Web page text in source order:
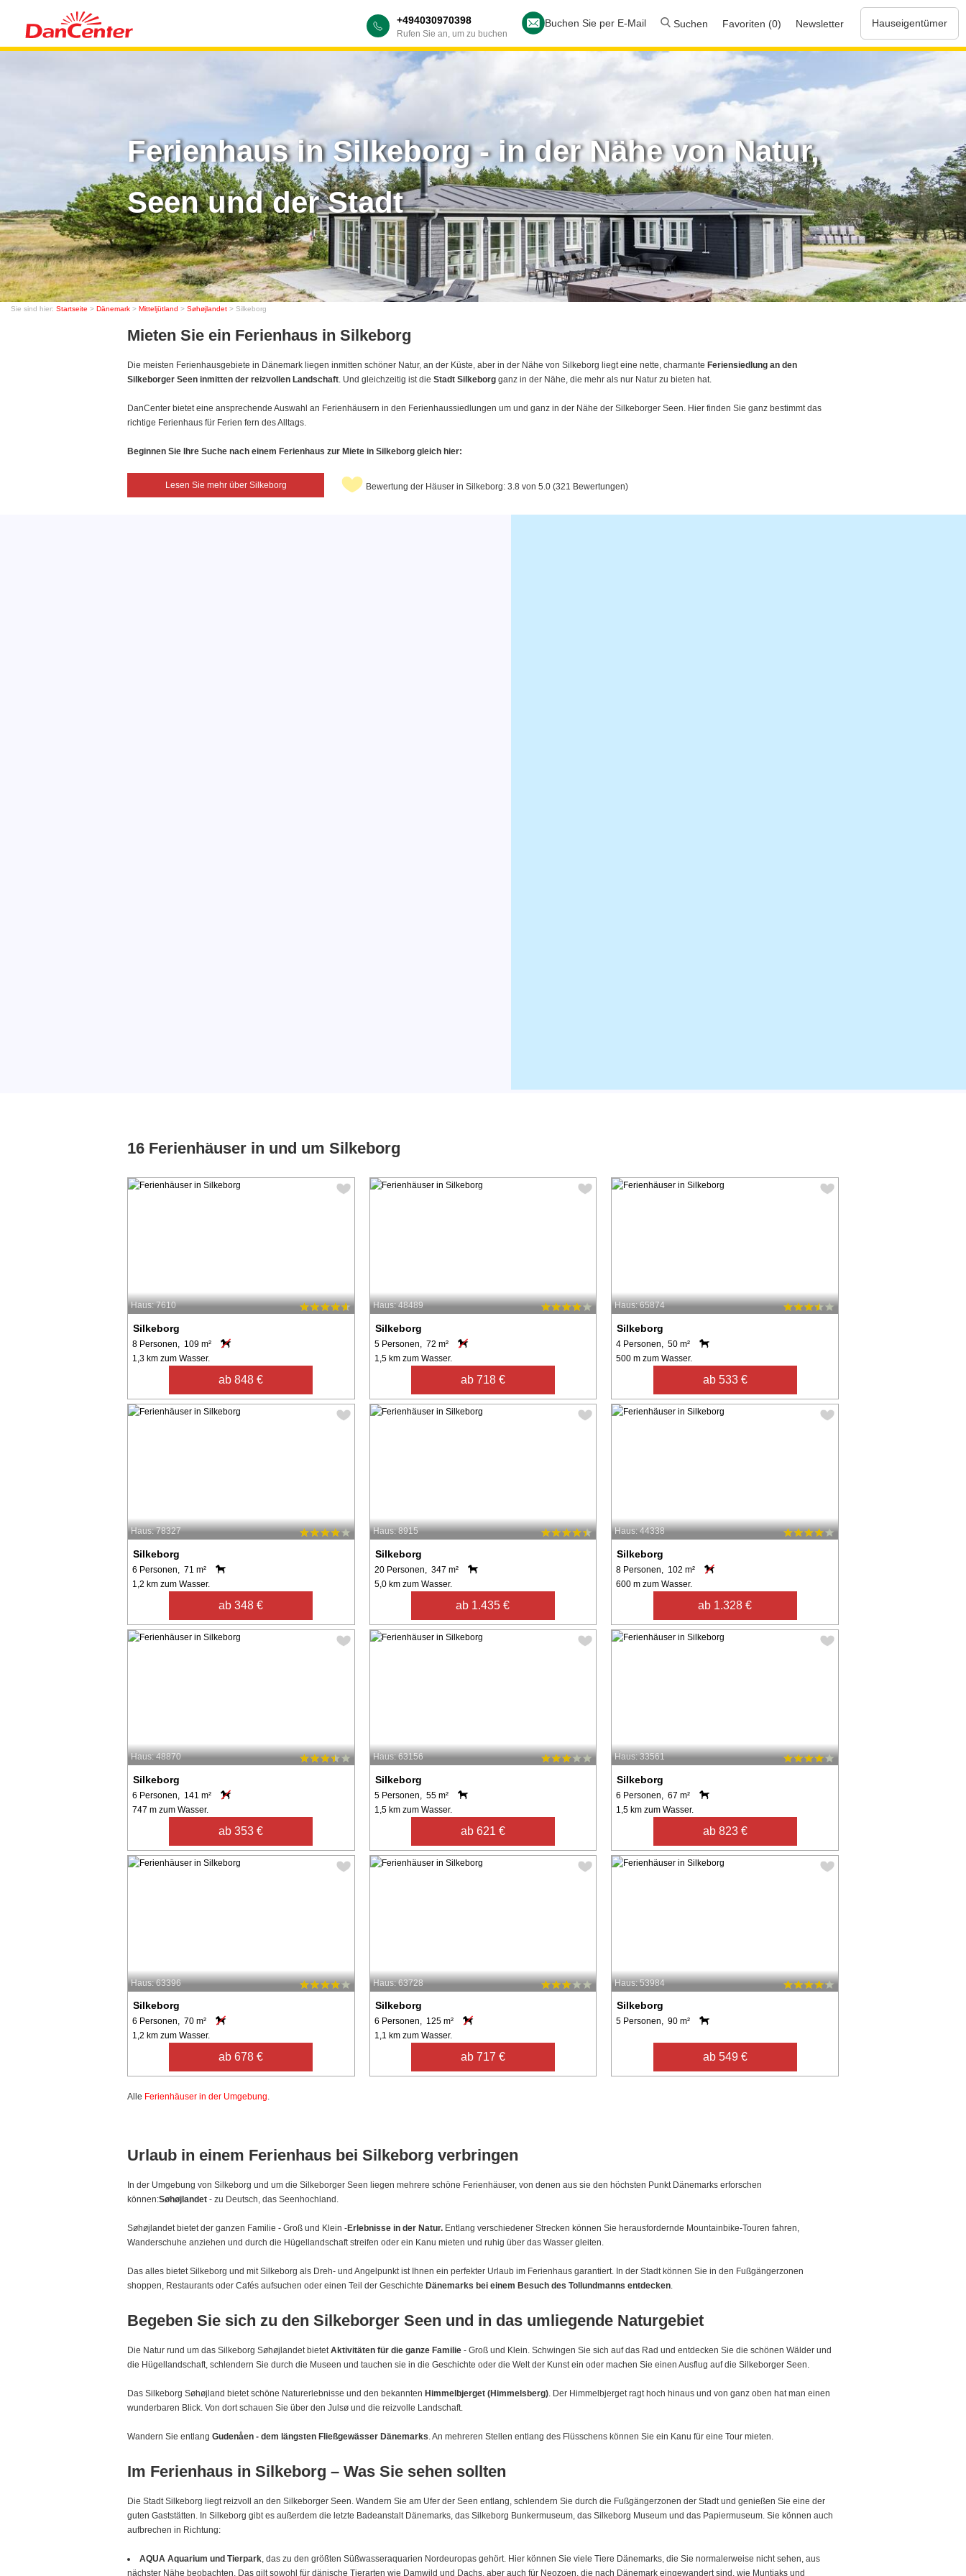
+494030970398
Rufen Sie an, um zu buchen
Buchen Sie per E-Mail Suchen Favoriten (0) Newsletter Hauseigentümer
Ferienhaus in Silkeborg - in der Nähe von Natur,
Seen und der Stadt
Sie sind hier: Startseite > Dänemark > Mitteljütland > Søhøjlandet > Silkeborg
Mieten Sie ein Ferienhaus in Silkeborg
Die meisten Ferienhausgebiete in Dänemark liegen inmitten schöner Natur, an der Küste, aber in der Nähe von Silkeborg liegt eine nette, charmante Feriensiedlung an den
Silkeborger Seen inmitten der reizvollen Landschaft. Und gleichzeitig ist die Stadt Silkeborg ganz in der Nähe, die mehr als nur Natur zu bieten hat.
DanCenter bietet eine ansprechende Auswahl an Ferienhäusern in den Ferienhaussiedlungen um und ganz in der Nähe der Silkeborger Seen. Hier finden Sie ganz bestimmt das
richtige Ferienhaus für Ferien fern des Alltags.
Beginnen Sie Ihre Suche nach einem Ferienhaus zur Miete in Silkeborg gleich hier:
Lesen Sie mehr über Silkeborg Bewertung der Häuser in Silkeborg: 3.8 von 5.0 (321 Bewertungen)
16 Ferienhäuser in und um Silkeborg
Haus: 7610
Silkeborg
8 Personen, 109 m²
1,3 km zum Wasser.
ab 848 €
Haus: 48489
Silkeborg
5 Personen, 72 m²
1,5 km zum Wasser.
ab 718 €
Haus: 65874
Silkeborg
4 Personen, 50 m²
500 m zum Wasser.
ab 533 €
Haus: 78327
Silkeborg
6 Personen, 71 m²
1,2 km zum Wasser.
ab 348 €
Haus: 8915
Silkeborg
20 Personen, 347 m²
5,0 km zum Wasser.
ab 1.435 €
Haus: 44338
Silkeborg
8 Personen, 102 m²
600 m zum Wasser.
ab 1.328 €
Haus: 48870
Silkeborg
6 Personen, 141 m²
747 m zum Wasser.
ab 353 €
Haus: 63156
Silkeborg
5 Personen, 55 m²
1,5 km zum Wasser.
ab 621 €
Haus: 33561
Silkeborg
6 Personen, 67 m²
1,5 km zum Wasser.
ab 823 €
Haus: 63396
Silkeborg
6 Personen, 70 m²
1,2 km zum Wasser.
ab 678 €
Haus: 63728
Silkeborg
6 Personen, 125 m²
1,1 km zum Wasser.
ab 717 €
Haus: 53984
Silkeborg
5 Personen, 90 m²
ab 549 €
Alle Ferienhäuser in der Umgebung
Urlaub in einem Ferienhaus bei Silkeborg verbringen
In der Umgebung von Silkeborg und um die Silkeborger Seen liegen mehrere schöne Ferienhäuser, von denen aus sie den höchsten Punkt Dänemarks erforschen
können:Søhøjlandet - zu Deutsch, das Seenhochland.
Søhøjlandet bietet der ganzen Familie - Groß und Klein -Erlebnisse in der Natur. Entlang verschiedener Strecken können Sie herausfordernde Mountainbike-Touren fahren,
Wanderschuhe anziehen und durch die Hügellandschaft streifen oder ein Kanu mieten und ruhig über das Wasser gleiten.
Das alles bietet Silkeborg und mit Silkeborg als Dreh- und Angelpunkt ist Ihnen ein perfekter Urlaub im Ferienhaus garantiert. In der Stadt können Sie in den Fußgängerzonen
shoppen, Restaurants oder Cafés aufsuchen oder einen Teil der Geschichte Dänemarks bei einem Besuch des Tollundmanns entdecken
Begeben Sie sich zu den Silkeborger Seen und in das umliegende Naturgebiet
Die Natur rund um das Silkeborg Søhøjlandet bietetAktivitäten für die ganze Familie - Groß und Klein. Schwingen Sie sich auf das Rad und entdecken Sie die schönen Wälder und
die Hügellandschaft, schlendern Sie durch die Museen und tauchen sie in die Geschichte oder die Welt der Kunst ein oder machen Sie einen Ausflug auf die Silkeborger Seen.
Das Silkeborg Søhøjland bietet schöne Naturerlebnisse und den bekannten Himmelbjerget (Himmelsberg). Der Himmelbjerget ragt hoch hinaus und von ganz oben hat man einen
wunderbaren Blick. Von dort schauen Sie über den Julsø und die reizvolle Landschaft.
Wandern Sie entlang Gudenåen - dem längsten Fließgewässer Dänemarks. An mehreren Stellen entlang des Flüsschens können Sie ein Kanu für eine Tour mieten.
Im Ferienhaus in Silkeborg – Was Sie sehen sollten
Die Stadt Silkeborg liegt reizvoll an den Silkeborger Seen. Wandern Sie am Ufer der Seen entlang, schlendern Sie durch die Fußgängerzonen der Stadt und genießen Sie eine der
guten Gaststätten. In Silkeborg gibt es außerdem die letzte Badeanstalt Dänemarks, das Silkeborg Bunkermuseum, das Silkeborg Museum und das Papiermuseum. Sie können auch
aufbrechen in Richtung:
AQUA Aquarium und Tierpark, das zu den größten Süßwasseraquarien Nordeuropas gehört. Hier können Sie viele Tiere Dänemarks, die Sie normalerweise nicht sehen, aus
nächster Nähe beobachten. Das gilt sowohl für dänische Tierarten wie Damwild und Dachs, aber auch für Neozoen, die nach Dänemark eingewandert sind, wie Muntjaks und